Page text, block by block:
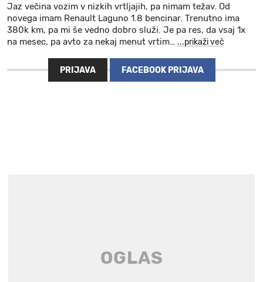
Jaz večina vozim v nizkih vrtljajih, pa nimam težav. Od
novega imam Renault Laguno 1.8 bencinar. Trenutno ima
380k km, pa mi še vedno dobro služi. Je pa res, da vsaj 1x
na mesec, pa avto za nekaj menut vrtim… ...prikaži več
PRIJAVA FACEBOOK PRIJAVA